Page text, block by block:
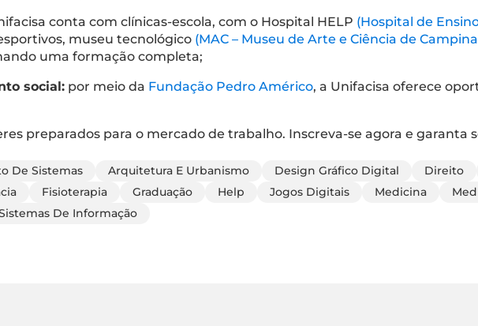
conta com clínicas-escola, com o Hospital HELP (Hospital de
museu tecnológico (MAC – Museu de Arte e Ciência de
uma formação completa;
social: por meio da Fundação Pedro Américo, a Unifacisa oferece
preparados para o mercado de trabalho. Inscreva-se agora e garanta
De Sistemas Arquitetura E Urbanismo Design Gráfico Digital Direito
Fisioterapia Graduação Help Jogos Digitais Medicina
De Informação